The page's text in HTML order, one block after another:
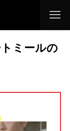
ミールの